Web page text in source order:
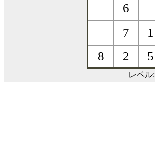
レベル: